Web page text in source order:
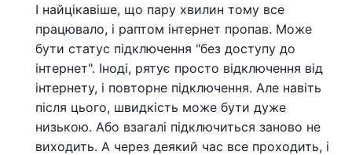
І найцікавіше, що пару хвилин тому все
працювало, і раптом інтернет пропав. Може
бути статус підключення "без доступу до
інтернет". Іноді, рятує просто відключення від
інтернету, і повторне підключення. Але навіть
після цього, швидкість може бути дуже
низькою. Або взагалі підключиться заново не
виходить. А через деякий час все проходить, і